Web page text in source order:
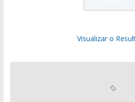
Visualizar o